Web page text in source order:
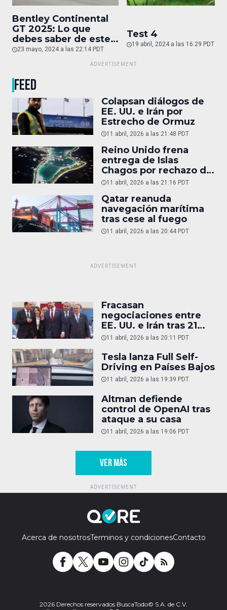
Bentley Continental
GT 2025: Lo que
debes saber de este
auto de superlujo
23 mayo, 2024 a las 22:14 PDT
Test 4
19 abril, 2024 a las 16:29 PDT
FEED
Colapsan diálogos de
EE. UU. e Irán por
Estrecho de Ormuz
11 abril, 2026 a las 21:48 PDT
Reino Unido frena
entrega de Islas
Chagos por rechazo de
Trump
11 abril, 2026 a las 21:16 PDT
Qatar reanuda
navegación marítima
tras cese al fuego
11 abril, 2026 a las 20:44 PDT
Fracasan
negociaciones entre
EE. UU. e Irán tras 21
horas
11 abril, 2026 a las 20:11 PDT
Tesla lanza Full Self-
Driving en Países Bajos
11 abril, 2026 a las 19:39 PDT
Altman defiende
control de OpenAI tras
ataque a su casa
11 abril, 2026 a las 19:06 PDT
VER MÁS
Acerca de nosotrosTerminos y condicionesContacto
2026 Derechos reservados BuscaTodo© S.A. de C.V.